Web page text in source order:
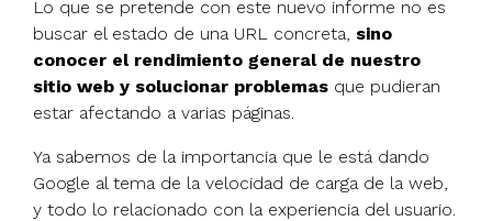
Lo que se pretende con este nuevo informe no es
buscar el estado de una URL concreta, sino
conocer el rendimiento general de nuestro
sitio web y solucionar problemas que pudieran
estar afectando a varias páginas.
Ya sabemos de la importancia que le está dando
Google al tema de la velocidad de carga de la web,
y todo lo relacionado con la experiencia del usuario.